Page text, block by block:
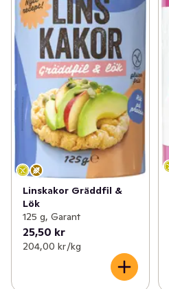
Linskakor Gräddfil &
Lök
125 g, Garant
25,50 kr
204,00 kr /kg